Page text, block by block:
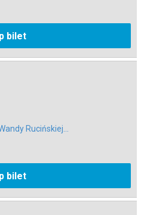
bilet
Rucińskiej...
bilet